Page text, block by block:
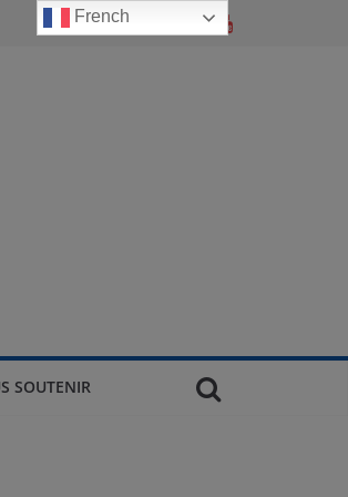
SOUTENIR
French